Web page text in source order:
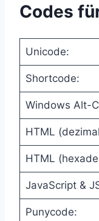
Codes
Unicode:
Shortcode:
Windows Alt-
HTML
HTML
JavaScript &
Punycode: